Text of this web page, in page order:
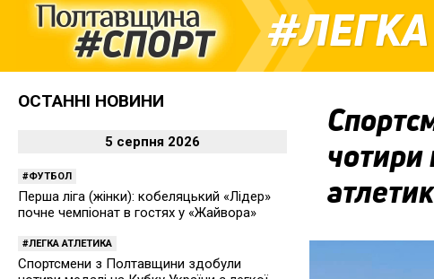
чотири
ОСТАННІ НОВИНИ
5 серпня 2026
ФУТБОЛ
Перша ліга (жінки): кобеляцький «Лідер»
почне чемпіонат в гостях у «Жайвора»
ЛЕГКА АТЛЕТИКА
Спортсмени з Полтавщини здобули